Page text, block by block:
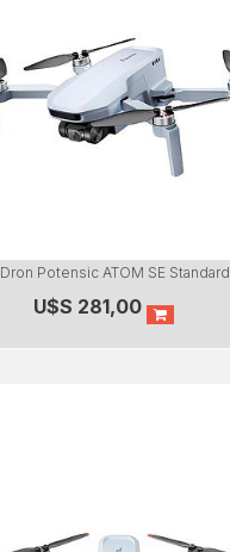
Dron Potensic ATOM SE Standard
U$S 281,00